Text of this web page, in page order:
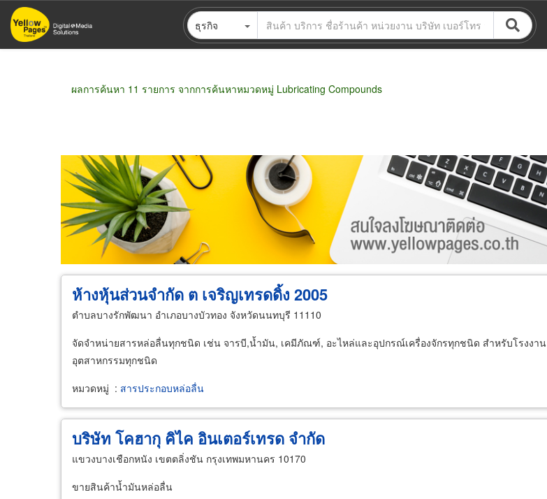
ข้าม
ไป
ธุรกิจ
ผลการค้นหา 11 รายการ จากการค้นหาหมวดหมู่ Lubricating Compounds
ขายส่ง ขายปลีก ผู้ผลิต ตัวแทนจัดจำหน่าย ผู้ส่งออก/นำเข้า ธุรกิจบริการ
ห้างหุ้นส่วนจำกัด ต เจริญเทรดดิ้ง 2005
ตำบลบางรักพัฒนา อำเภอบางบัวทอง จังหวัดนนทบุรี 11110
จัดจำหน่ายสารหล่อลื่นทุกชนิด เช่น จารบี,น้ำมัน, เคมีภัณฑ์, อะไหล่และอุปกรณ์เครื่องจักรทุกชนิด สำหรับโรงงาน
อุตสาหกรรมทุกชนิด
หมวดหมู่ : สารประกอบหล่อลื่น
บริษัท โคฮากุ คิไค อินเตอร์เทรด จำกัด
แขวงบางเชือกหนัง เขตตลิ่งชัน กรุงเทพมหานคร 10170
ขายสินค้าน้ำมันหล่อลื่น